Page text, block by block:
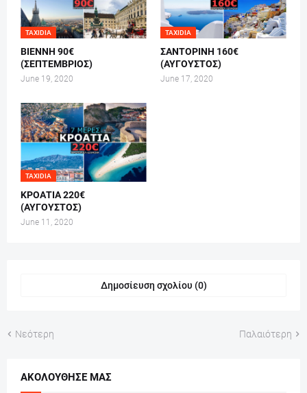
TAXIDIA
ΒΙΕΝΝΗ 90€
(ΣΕΠΤΕΜΒΡΙΟΣ)
June 19, 2020
TAXIDIA
ΣΑΝΤΟΡΙΝΗ 160€
(ΑΥΓΟΥΣΤΟΣ)
June 17, 2020
TAXIDIA
ΚΡΟΑΤΙΑ 220€
(ΑΥΓΟΥΣΤΟΣ)
June 11, 2020
Δημοσίευση σχολίου (0)
Νεότερη Παλαιότερη
ΑΚΟΛΟΎΘΗΣΕ ΜΑΣ